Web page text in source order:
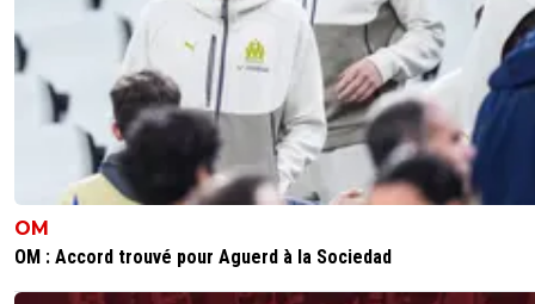
OM
OM : Accord trouvé pour Aguerd à la Sociedad